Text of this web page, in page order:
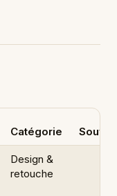
Catégorie
Design &
retouche